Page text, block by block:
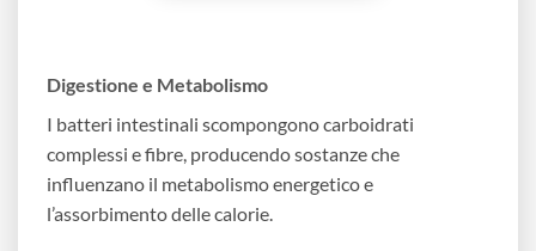
Digestione e Metabolismo
I batteri intestinali scompongono carboidrati
complessi e fibre, producendo sostanze che
influenzano il metabolismo energetico e
l’assorbimento delle calorie.